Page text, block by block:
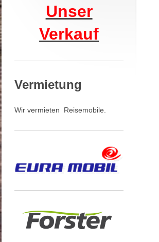
Unser
Verkauf
Vermietung
Wir vermieten Reisemobile.